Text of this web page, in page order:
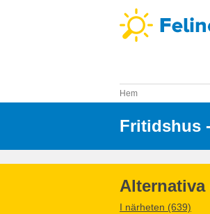
Hem
Fritidshus
I närheten (639)